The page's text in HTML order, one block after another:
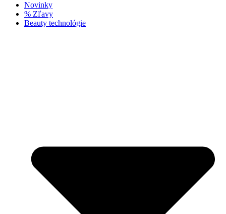
Novinky
% Zľavy
Beauty technológie